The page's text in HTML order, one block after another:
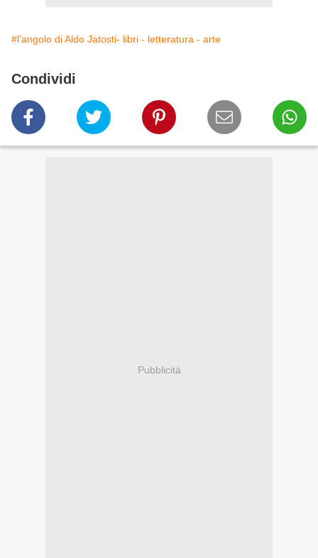
#l'angolo di Aldo Jatosti- libri - letteratura - arte
Condividi
Pubblicità